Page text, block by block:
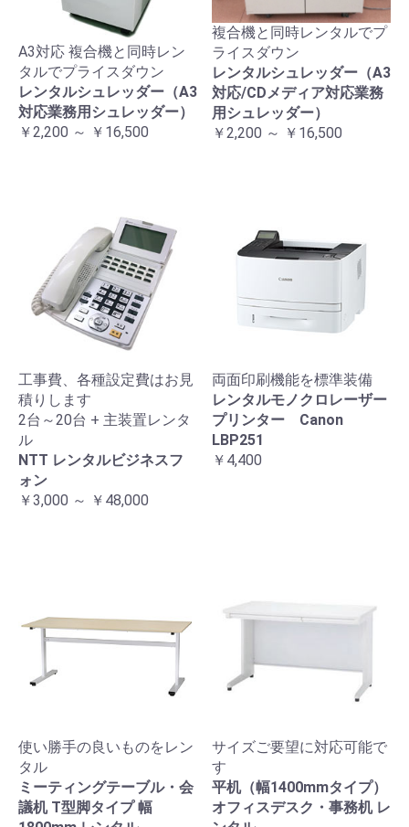
A3対応 複合機と同時レン
タルでプライスダウン
レンタルシュレッダー（A3
対応業務用シュレッダー）
￥2,200 ～ ￥16,500
複合機と同時レンタルでプ
ライスダウン
レンタルシュレッダー（A3
対応/CDメディア対応業務
用シュレッダー）
￥2,200 ～ ￥16,500
工事費、各種設定費はお見
積りします
2台～20台 + 主装置レンタ
ル
NTT レンタルビジネスフ
ォン
￥3,000 ～ ￥48,000
両面印刷機能を標準装備
レンタルモノクロレーザー
プリンター Canon
LBP251
￥4,400
使い勝手の良いものをレン
タル
ミーティングテーブル・会
議机 T型脚タイプ 幅
サイズご要望に対応可能で
す
平机（幅1400mmタイプ）
オフィスデスク・事務机 レ